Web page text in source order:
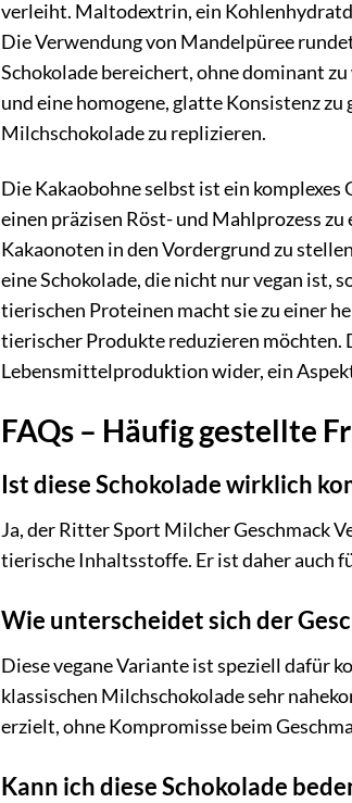
verleiht. Maltodextrin, ein
Die Verwendung von Mandelpüree
Schokolade bereichert, ohne dominant
und eine homogene, glatte Konsistenz
Milchschokolade zu replizieren.
Die Kakaobohne selbst ist ein
einen präzisen Röst- und Mahlprozess
Kakaonoten in den Vordergrund zu
eine Schokolade, die nicht nur vegan ist,
tierischen Proteinen macht sie zu einer
tierischer Produkte reduzieren möchten.
Lebensmittelproduktion wider, ein
FAQs – Häufig gestellte
Ist diese Schokolade wirklich
Ja, der Ritter Sport Milcher Geschmack
tierische Inhaltsstoffe. Er ist daher auch
Wie unterscheidet sich der
Diese vegane Variante ist speziell dafür
klassischen Milchschokolade sehr
erzielt, ohne Kompromisse beim
Kann ich diese Schokolade